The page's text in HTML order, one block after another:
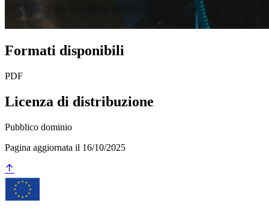
Formati disponibili
PDF
Licenza di distribuzione
Pubblico dominio
Pagina aggiornata il 16/10/2025